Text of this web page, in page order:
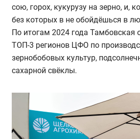
сою, горох, кукурузу на зерно, и,
без которых в не обойдёшься в
По итогам 2024 года Тамбовская
ТОП-3 регионов ЦФО по
зернобобовых культур,
сахарной свёклы.